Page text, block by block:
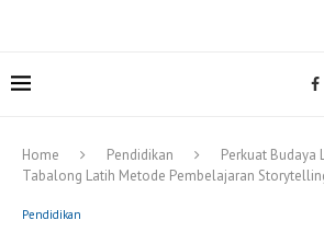
Home Pendidikan
Perkuat Budaya
Tabalong Latih Metode Pembelajaran
Pendidikan